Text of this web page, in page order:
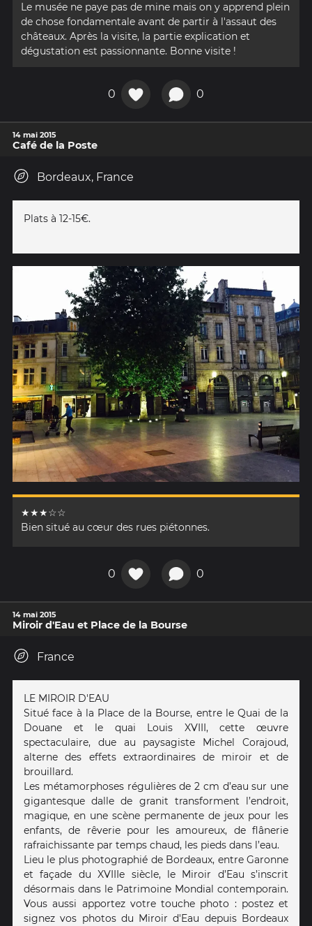
Le musée ne paye pas de mine mais on y apprend plein
de chose fondamentale avant de partir à l'assaut des
châteaux. Après la visite, la partie explication et
dégustation est passionnante. Bonne visite !
0 0
14 mai 2015
Café de la Poste
Bordeaux, France
Plats à 12-15€.
★★★☆☆
Bien situé au cœur des rues piétonnes.
0 0
14 mai 2015
Miroir d'Eau et Place de la Bourse
France
LE MIROIR D'EAU
Situé face à la Place de la Bourse, entre le Quai de la
Douane et le quai Louis XVIII, cette œuvre
spectaculaire, due au paysagiste Michel Corajoud,
alterne des effets extraordinaires de miroir et de
brouillard.
Les métamorphoses régulières de 2 cm d’eau sur une
gigantesque dalle de granit transforment l’endroit,
magique, en une scène permanente de jeux pour les
enfants, de rêverie pour les amoureux, de flânerie
rafraichissante par temps chaud, les pieds dans l’eau.
Lieu le plus photographié de Bordeaux, entre Garonne
et façade du XVIIIe siècle, le Miroir d’Eau s’inscrit
désormais dans le Patrimoine Mondial contemporain.
Vous aussi apportez votre touche photo : postez et
signez vos photos du Miroir d'Eau depuis Bordeaux